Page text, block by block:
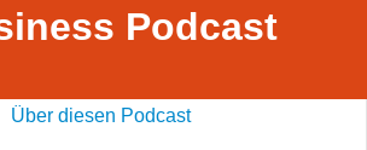
Podcast
Über diesen Podcast